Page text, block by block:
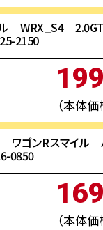
WRX_S4 2.0GT
2150
（本体価
ゴンRスマイル
0850
（本体価